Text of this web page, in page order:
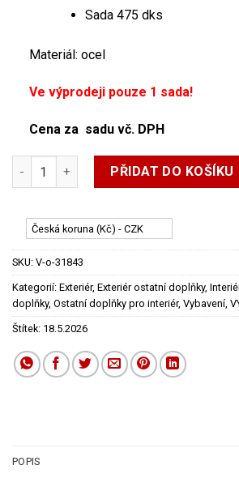
Sada 475 dks
Materiál: ocel
Ve výprodeji pouze 1 sada!
Cena za sadu vč. DPH
Sada nýtů - 475 ks- různé druhy množství
PŘIDAT DO KOŠÍKU
Česká koruna (Kč) - CZK
SKU: V-o-31843
Kategorií: Exteriér, Exteriér ostatní doplňky,
doplňky, Ostatní doplňky pro interiér, Vybavení,
Štítek: 18.5.2026
POPIS